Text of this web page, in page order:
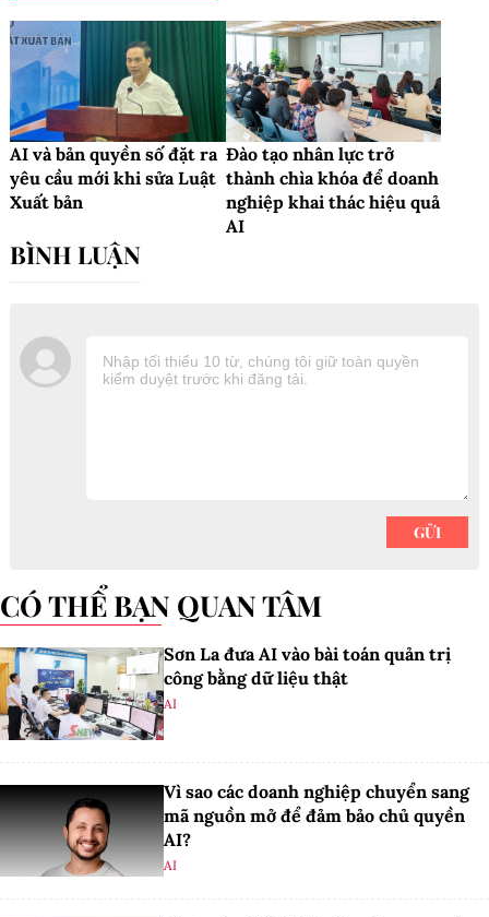
AI và bản quyền số đặt ra
yêu cầu mới khi sửa Luật
Xuất bản
Đào tạo nhân lực trở
thành chìa khóa để doanh
nghiệp khai thác hiệu quả
AI
CÓ THỂ BẠN QUAN TÂM
Sơn La đưa AI vào bài toán quản trị
công bằng dữ liệu thật
AI
Vì sao các doanh nghiệp chuyển sang
mã nguồn mở để đảm bảo chủ quyền
AI?
AI